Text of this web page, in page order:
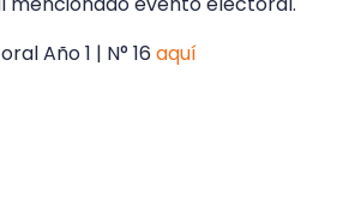
Año 1 | N° 16aquí